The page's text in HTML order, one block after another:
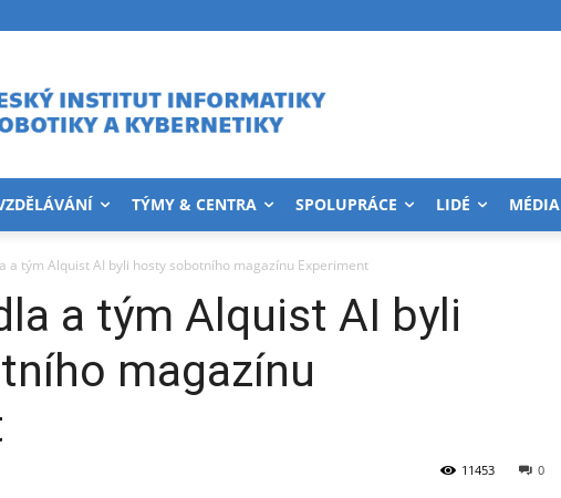
TÝMY & CENTRA SPOLUPRÁCE LIDÉ MÉDIA
a tým Alquist AI byli hosty sobotního magazínu Experiment
a tým Alquist AI byli
magazínu
0
11453